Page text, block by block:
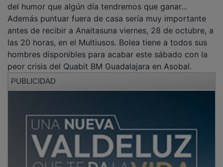
Además puntuar fuera de casa sería muy importante
antes de recibir a Anaitasuna viernes, 28 de octubre, a
las 20 horas, en el Multiusos. Bolea tiene a todos sus
hombres disponibles para acabar este sábado con la
peor crisis del Quabit BM Guadalajara en Asobal.